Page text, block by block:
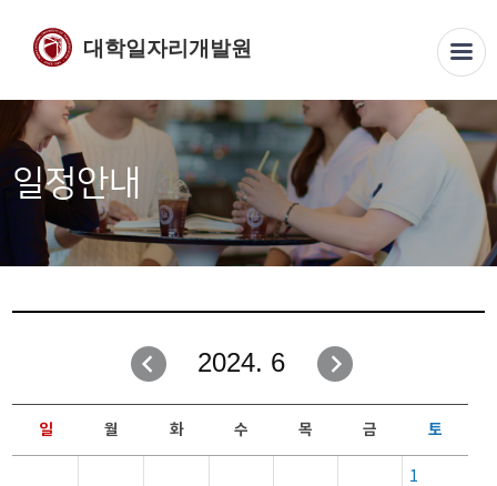
대학일자리개발원
일정안내
2024. 6
일 월 화 수 목 금 토
1